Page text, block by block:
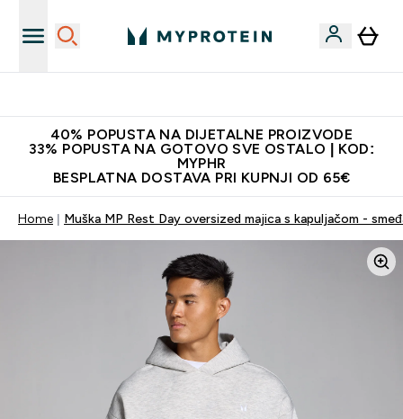
40% POPUSTA NA DIJETALNE PROIZVODE
33% POPUSTA NA GOTOVO SVE OSTALO | KOD:
MYPHR
BESPLATNA DOSTAVA PRI KUPNJI OD 65€
Home Muška MP Rest Day oversized majica s kapuljačom -